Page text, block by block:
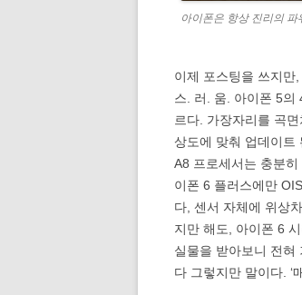
아이폰은 항상 진리의
이제 포스팅을 쓰지만
스. 러. 움. 아이폰 5의
르다. 가장자리를 곡
상도에 맞춰 업데이트
A8 프로세서는 충분
이폰 6 플러스에만
다, 센서 자체에 위상
지만 해도, 아이폰 6
실물을 받아보니 전혀
다 그렇지만 말이다. ‘